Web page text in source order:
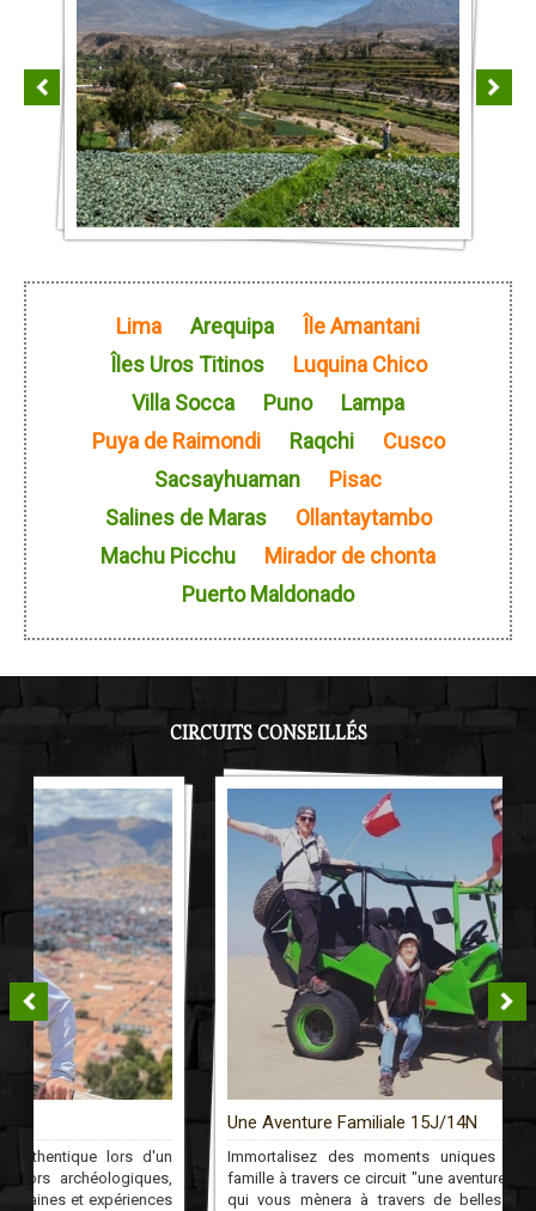
Arequipa - Posada del Monasterio ***
Adresse : Calle Santa Catalina 300, Arequipa, Pérou.
Tél: (054) 206565
www.hotelessanagustin.com.pe
Île Amantani - Chez Irma ***
Adresse: Colono, Île Amantani, Lac Titicaca.
Tél: Non disponible
Site internet: Non disponible
Luquina Chico - Chez l'habitant ***
Adresse: Luquina Chico, Péninsule de Chucuito, Pérou.
Tél: Non disponible.
Site internet: Non disponible.
Lima Arequipa
Île Amantani
Îles Uros Titinos
Luquina Chico
Villa Socca
Puno
Lampa
Puya de Raimondi
Raqchi
Cusco
Sacsayhuaman
Pisac
Salines de Maras
Ollantaytambo
Machu Picchu
Mirador de chonta
Puerto Maldonado
CIRCUITS CONSEILLÉS
Une Aventure Familiale 15J/14N
Immortalisez des moments uniques et inoubliables en
famille à travers ce circuit "une aventure familiale" au Pérou
qui vous mènera à travers de belles activités sportives